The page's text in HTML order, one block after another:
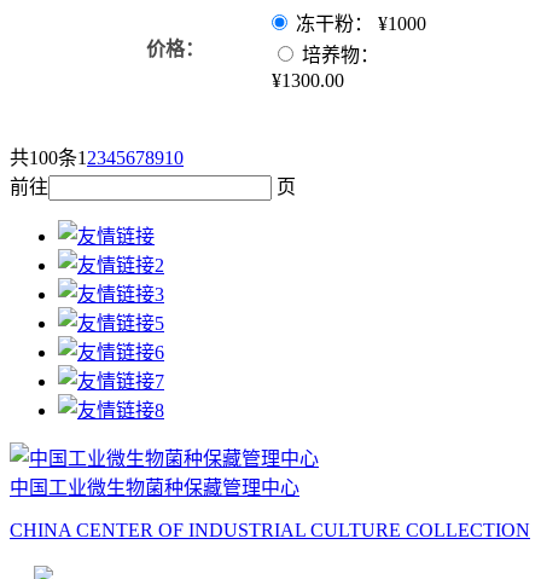
价格：
冻干粉：
¥1000
培养物：
¥1300.00
共100条1 2345678910
前往
页
中国工业微生物菌种保藏管理中心
CHINA CENTER OF INDUSTRIAL CULTURE COLLECTION